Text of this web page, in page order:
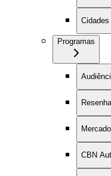
Cidades
Programas
CBN